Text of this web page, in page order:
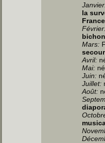
la
France
Mars:
Avril:
Mai:
Juin:
Juillet:
Août: